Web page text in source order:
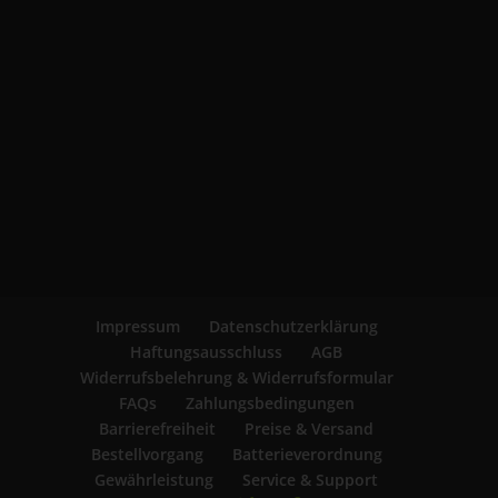
Impressum
Datenschutzerklärung
Haftungsausschluss
AGB
Widerrufsbelehrung & Widerrufsformular
FAQs
Zahlungsbedingungen
Barrierefreiheit
Preise & Versand
Bestellvorgang
Batterieverordnung
Gewährleistung
Service & Support